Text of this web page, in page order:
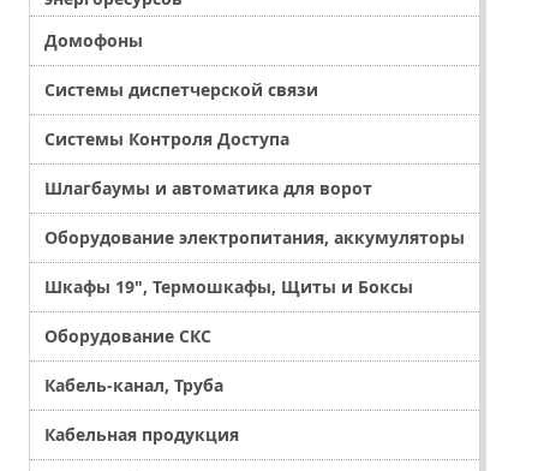
Домофоны
Системы диспетчерской связи
Системы Контроля Доступа
Шлагбаумы и автоматика для ворот
Оборудование электропитания, аккумуляторы
Шкафы 19", Термошкафы, Щиты и Боксы
Оборудование СКС
Кабель-канал, Труба
Кабельная продукция